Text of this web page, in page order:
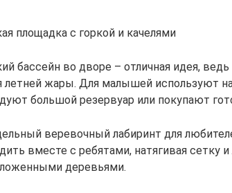
площадка с горкой и качелями
бассейн во дворе – отличная идея,
летней жары. Для малышей используют
большой резервуар или покупают
веревочный лабиринт для
вместе с ребятами, натягивая сетку
деревьями.